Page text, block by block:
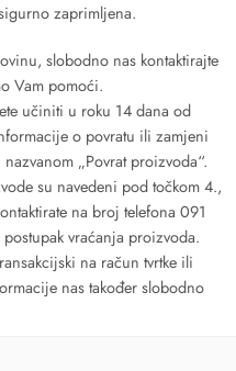
zaprimljena.
slobodno nas kontaktirajte
Vam pomoći.
učiniti u roku 14 dana od
o povratu ili zamjeni
„Povrat proizvoda“.
su navedeni pod točkom 4.,
na broj telefona 091
vraćanja proizvoda.
na račun tvrtke ili
nas također slobodno